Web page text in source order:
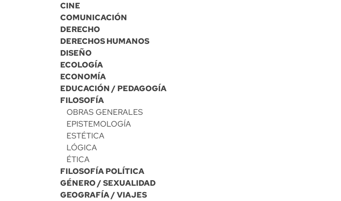
CINE
COMUNICACIÓN
DERECHO
DERECHOS HUMANOS
DISEÑO
ECOLOGÍA
ECONOMÍA
EDUCACIÓN / PEDAGOGÍA
FILOSOFÍA
OBRAS GENERALES
EPISTEMOLOGÍA
ESTÉTICA
LÓGICA
ÉTICA
FILOSOFÍA POLÍTICA
GÉNERO / SEXUALIDAD
GEOGRAFÍA / VIAJES